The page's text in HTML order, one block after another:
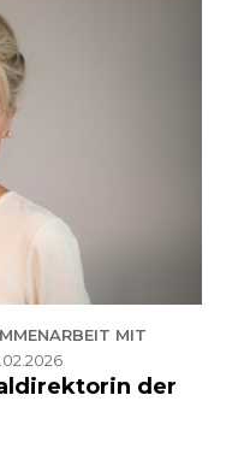
MIT
der